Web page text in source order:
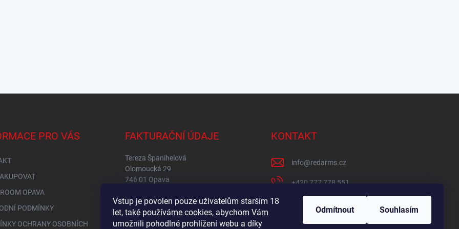
Vstup je povolen pouze uživatelům starším 18
let, také používáme cookies, abychom Vám
umožnili pohodlné prohlížení webu a díky
Odmítnout Souhlasím
PRO VÁS
OPAVA
PODMÍNKY
OCHRANY OSOBNÍCH
FAKTURAČNÍ ÚDAJE
Tereza Španihelová
Olomoucká 29
746 01 Opava
DIČ: CZ8653256315
KONTAKT
info@redarms.cz
+420 777 778 551
redarms_cz/